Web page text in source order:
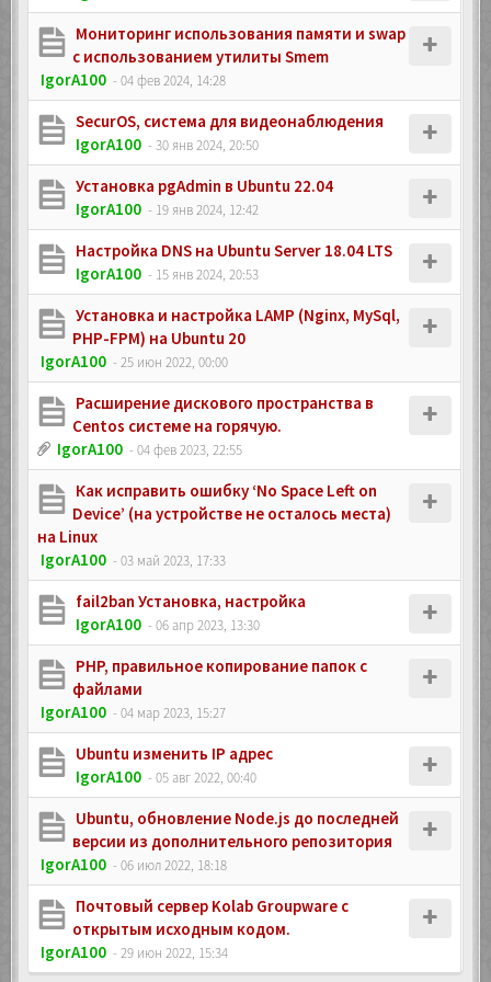
Мониторинг использования памяти и swap
с использованием утилиты Smem
IgorA100 - 04 фев 2024, 14:28
SecurOS, система для видеонаблюдения
IgorA100 - 30 янв 2024, 20:50
Установка pgAdmin в Ubuntu 22.04
IgorA100 - 19 янв 2024, 12:42
Настройка DNS на Ubuntu Server 18.04 LTS
IgorA100 - 15 янв 2024, 20:53
Установка и настройка LAMP (Nginx, MySql,
PHP-FPM) на Ubuntu 20
IgorA100 - 25 июн 2022, 00:00
Расширение дискового пространства в
Centos системе на горячую.
IgorA100 - 04 фев 2023, 22:55
Как исправить ошибку ‘No Space Left on
Device’ (на устройстве не осталось места)
на Linux
IgorA100 - 03 май 2023, 17:33
fail2ban Установка, настройка
IgorA100 - 06 апр 2023, 13:30
PHP, правильное копирование папок с
файлами
IgorA100 - 04 мар 2023, 15:27
Ubuntu изменить IP адрес
IgorA100 - 05 авг 2022, 00:40
Ubuntu, обновление Node.js до последней
версии из дополнительного репозитория
IgorA100 - 06 июл 2022, 18:18
Почтовый сервер Kolab Groupware с
открытым исходным кодом.
IgorA100 - 29 июн 2022, 15:34